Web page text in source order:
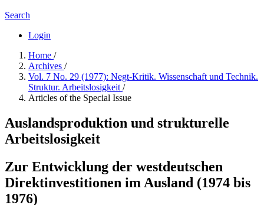
Search
Login
Home /
Archives /
Vol. 7 No. 29 (1977): Negt-Kritik. Wissenschaft und Technik.
Struktur. Arbeitslosigkeit /
Articles of the Special Issue
Auslandsproduktion und strukturelle
Arbeitslosigkeit
Zur Entwicklung der westdeutschen
Direktinvestitionen im Ausland (1974 bis
1976)